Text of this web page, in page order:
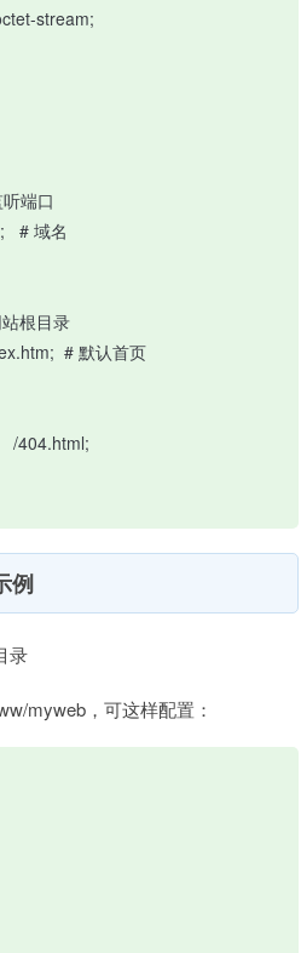
例
录
myweb，可这样配置：